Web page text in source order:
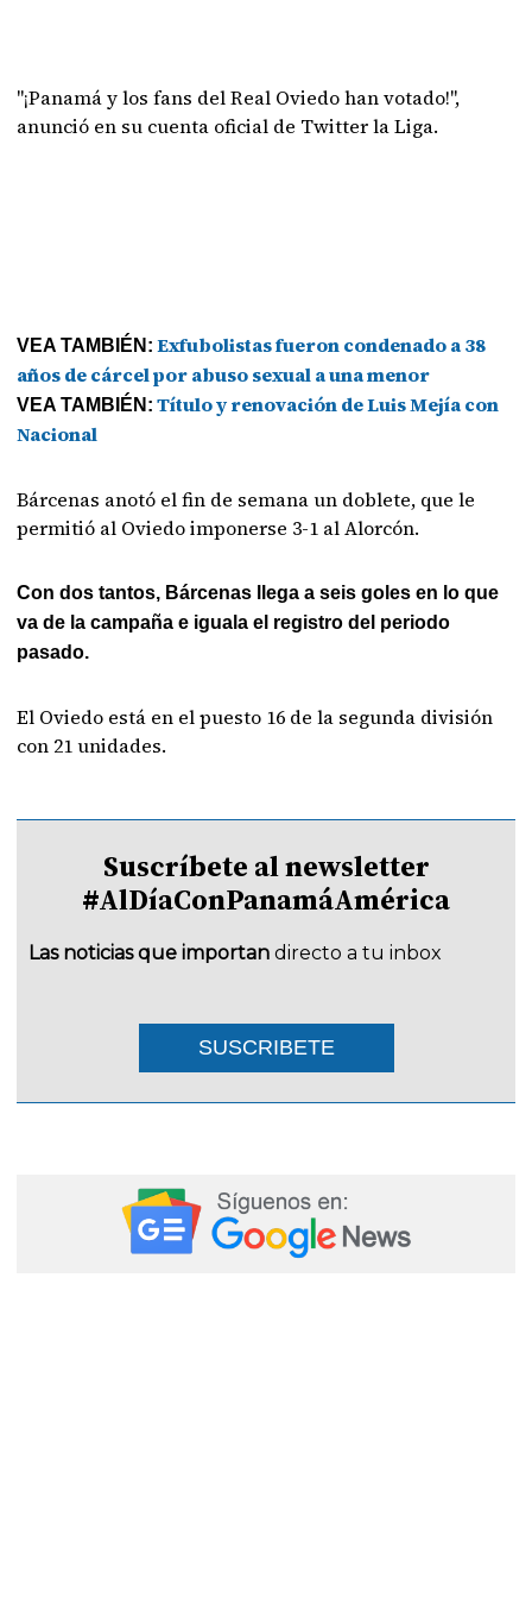
"¡Panamá y los fans del Real Oviedo han votado!",
anunció en su cuenta oficial de Twitter la Liga.
VEA TAMBIÉN: Exfubolistas fueron condenado a 38
años de cárcel por abuso sexual a una menor
VEA TAMBIÉN: Título y renovación de Luis Mejía con
Nacional
Bárcenas anotó el fin de semana un doblete, que le
permitió al Oviedo imponerse 3-1 al Alorcón.
Con dos tantos, Bárcenas llega a seis goles en lo que
va de la campaña e iguala el registro del periodo
pasado.
El Oviedo está en el puesto 16 de la segunda división
con 21 unidades.
Suscríbete al newsletter
#AlDíaConPanamáAmérica
Las noticias que importan directo a tu inbox
SUSCRIBETE